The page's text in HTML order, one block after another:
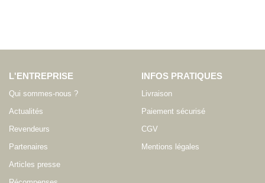
L'ENTREPRISE
Qui sommes-nous ?
Actualités
Revendeurs
Partenaires
Articles presse
INFOS PRATIQUES
Livraison
Paiement sécurisé
CGV
Mentions légales